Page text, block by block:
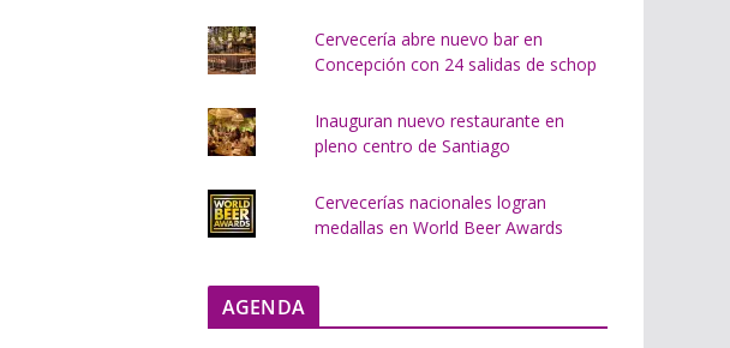
Cervecería abre nuevo bar en
Concepción con 24 salidas de schop
Inauguran nuevo restaurante en
pleno centro de Santiago
Cervecerías nacionales logran
medallas en World Beer Awards
AGENDA